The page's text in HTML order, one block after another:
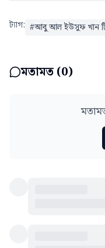
ট্যাগ: #আবু আল ইউসুফ খান
মতামত (0)